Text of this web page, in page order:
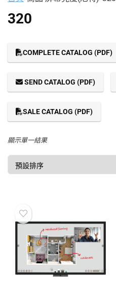
320
COMPLETE CATALOG (PDF)
SEND CATALOG (PDF)
SALE CATALOG (PDF)
顯示單一結果